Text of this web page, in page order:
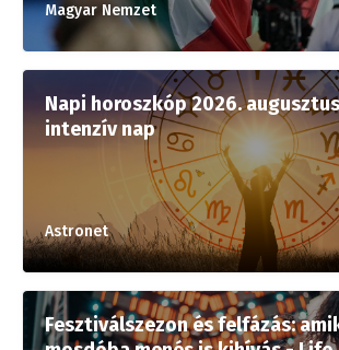
Magyar Nemzet
Napi horoszkóp 2026.
intenzív nap
Astronet
Fesztiválszezon és felfázás: